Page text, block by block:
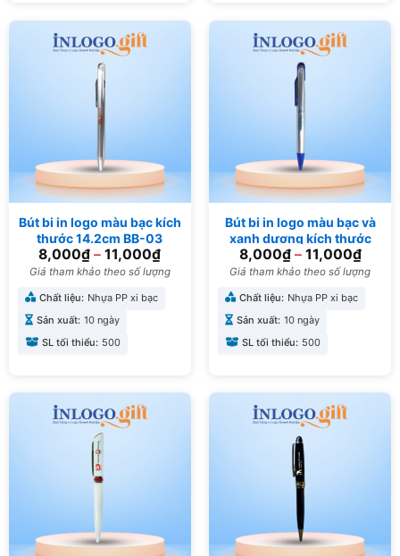
Bút bi in logo màu bạc kích
thước 14.2cm BB-03
8,000₫ –11,000₫
Giá tham khảo theo số lượng
Chất liệu: Nhựa PP xi bạc
Sản xuất: 10 ngày
SL tối thiểu: 500
Bút bi in logo màu bạc và
xanh dương kích thước
14.2cm BB-04
8,000₫– 11,000₫
Giá tham khảo theo số lượng
Chất liệu: Nhựa PP xi bạc
Sản xuất: 10 ngày
SL tối thiểu: 500